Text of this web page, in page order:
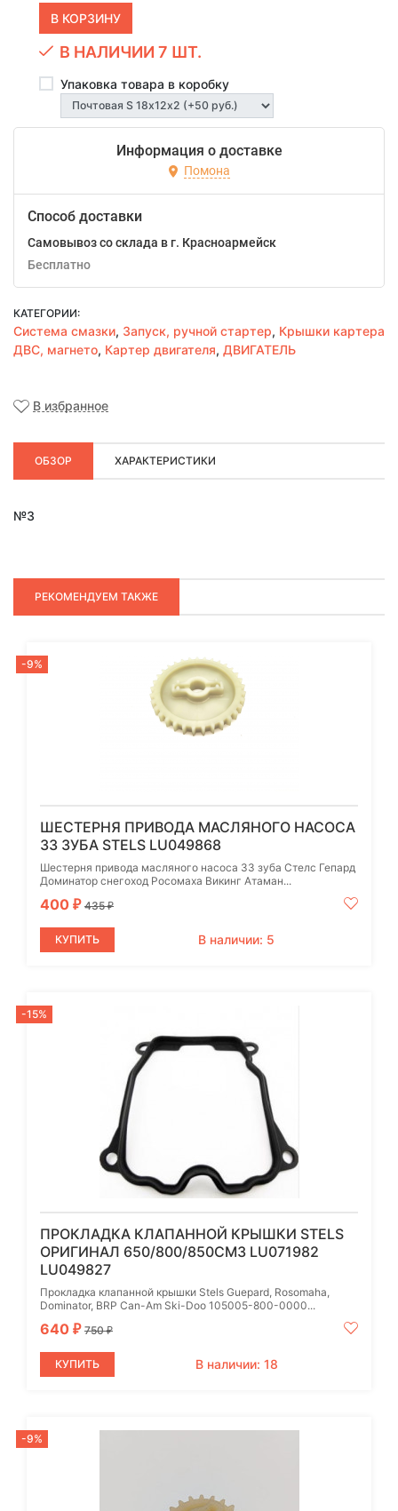
В НАЛИЧИИ 7 ШТ.
Упаковка товара в коробку
Информация о доставке
Помона
Способ доставки
Самовывоз со склада в г. Красноармейск
Бесплатно
КАТЕГОРИИ:
Система смазки, Запуск, ручной стартер, Крышки картера
ДВС, магнето, Картер двигателя, ДВИГАТЕЛЬ
В избранное
ОБЗОР ХАРАКТЕРИСТИКИ
№3
РЕКОМЕНДУЕМ ТАКЖЕ
-9%
ШЕСТЕРНЯ ПРИВОДА МАСЛЯНОГО НАСОСА
33 ЗУБА STELS LU049868
Шестерня привода масляного насоса 33 зуба Стелс Гепард
Доминатор снегоход Росомаха Викинг Атаман...
400 ₽ 435₽
КУПИТЬ В наличии: 5
-15%
ПРОКЛАДКА КЛАПАННОЙ КРЫШКИ STELS
ОРИГИНАЛ 650/800/850СМ3 LU071982
LU049827
Прокладка клапанной крышки Stels Guepard, Rosomaha,
Dominator, BRP Can-Am Ski-Doo 105005-800-0000...
640 ₽ 750₽
КУПИТЬ В наличии: 18
-9%